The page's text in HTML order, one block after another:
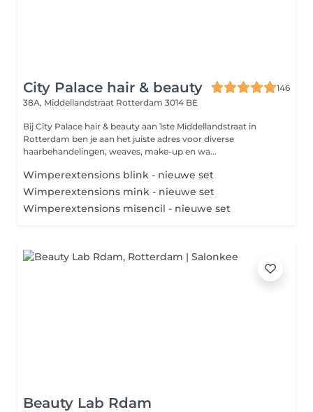
City Palace hair & beauty
146
38A, Middellandstraat Rotterdam 3014 BE
Bij City Palace hair & beauty aan 1ste Middellandstraat in
Rotterdam ben je aan het juiste adres voor diverse
haarbehandelingen, weaves, make-up en wa...
Wimperextensions blink - nieuwe set
Wimperextensions mink - nieuwe set
Wimperextensions misencil - nieuwe set
Beauty Lab Rdam